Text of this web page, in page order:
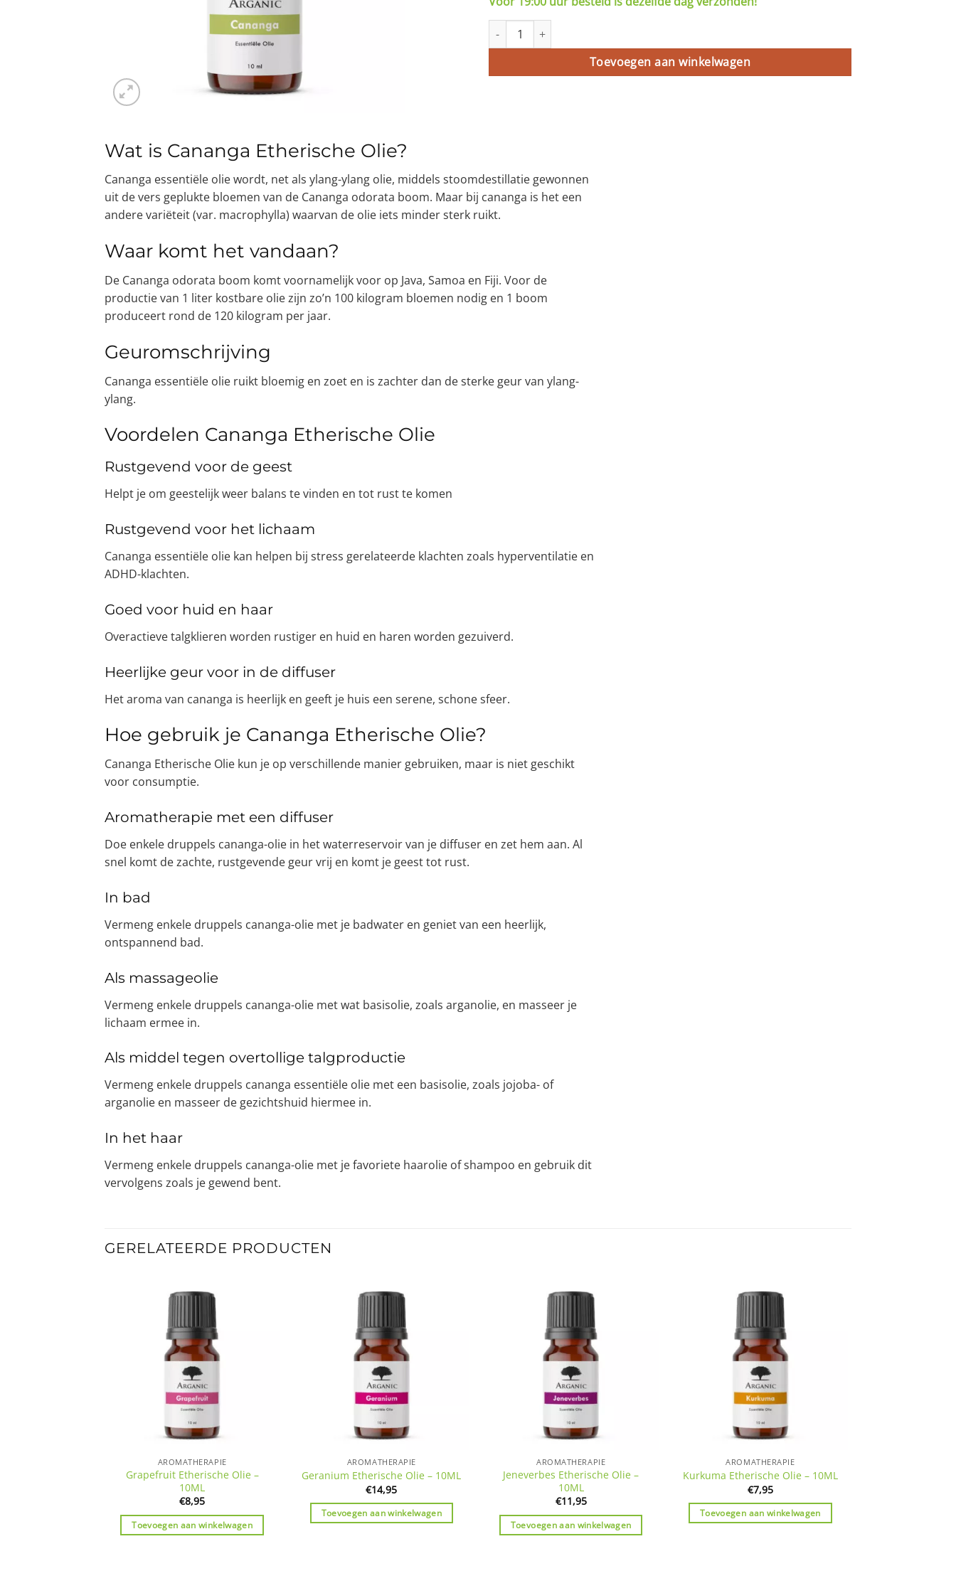
Cananga Etherische Olie - 10ml aantal
Toevoegen aan winkelwagen
Wat is Cananga Etherische Olie?
Cananga essentiële olie wordt, net als ylang-ylang olie, middels stoomdestillatie gewonnen
uit de vers geplukte bloemen van de Cananga odorata boom. Maar bij cananga is het een
andere variëteit (var. macrophylla) waarvan de olie iets minder sterk ruikt.
Waar komt het vandaan?
De Cananga odorata boom komt voornamelijk voor op Java, Samoa en Fiji. Voor de
productie van 1 liter kostbare olie zijn zo’n 100 kilogram bloemen nodig en 1 boom
produceert rond de 120 kilogram per jaar.
Geuromschrijving
Cananga essentiële olie ruikt bloemig en zoet en is zachter dan de sterke geur van ylang-
ylang.
Voordelen Cananga Etherische Olie
Rustgevend voor de geest
Helpt je om geestelijk weer balans te vinden en tot rust te komen
Rustgevend voor het lichaam
Cananga essentiële olie kan helpen bij stress gerelateerde klachten zoals hyperventilatie en
ADHD-klachten.
Goed voor huid en haar
Overactieve talgklieren worden rustiger en huid en haren worden gezuiverd.
Heerlijke geur voor in de diffuser
Het aroma van cananga is heerlijk en geeft je huis een serene, schone sfeer.
Hoe gebruik je Cananga Etherische Olie?
Cananga Etherische Olie kun je op verschillende manier gebruiken, maar is niet geschikt
voor consumptie.
Aromatherapie met een diffuser
Doe enkele druppels cananga-olie in het waterreservoir van je diffuser en zet hem aan. Al
snel komt de zachte, rustgevende geur vrij en komt je geest tot rust.
In bad
Vermeng enkele druppels cananga-olie met je badwater en geniet van een heerlijk,
ontspannend bad.
Als massageolie
Vermeng enkele druppels cananga-olie met wat basisolie, zoals arganolie, en masseer je
lichaam ermee in.
Als middel tegen overtollige talgproductie
Vermeng enkele druppels cananga essentiële olie met een basisolie, zoals jojoba- of
arganolie en masseer de gezichtshuid hiermee in.
In het haar
Vermeng enkele druppels cananga-olie met je favoriete haarolie of shampoo en gebruik dit
vervolgens zoals je gewend bent.
GERELATEERDE PRODUCTEN
AROMATHERAPIE
Grapefruit Etherische Olie –
10ML
€8,95
Toevoegen aan winkelwagen
AROMATHERAPIE
Geranium Etherische Olie – 10ML
€14,95
Toevoegen aan winkelwagen
AROMATHERAPIE
Jeneverbes Etherische Olie –
10ML
€11,95
Toevoegen aan winkelwagen
AROMATHERAPIE
Kurkuma Etherische Olie – 10ML
€7,95
Toevoegen aan winkelwagen